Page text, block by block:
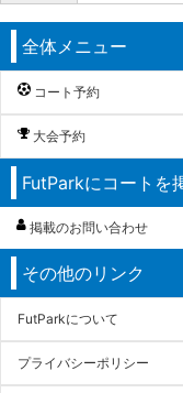
全体メニュー
コート予約
大会予約
FutParkにコートを
掲載のお問い合わせ
その他のリンク
FutParkについて
プライバシーポリシー